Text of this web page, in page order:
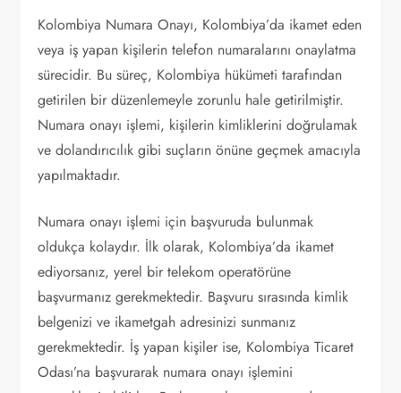
Kolombiya Numara Onayı, Kolombiya’da ikamet eden
veya iş yapan kişilerin telefon numaralarını onaylatma
sürecidir. Bu süreç, Kolombiya hükümeti tarafından
getirilen bir düzenlemeyle zorunlu hale getirilmiştir.
Numara onayı işlemi, kişilerin kimliklerini doğrulamak
ve dolandırıcılık gibi suçların önüne geçmek amacıyla
yapılmaktadır.
Numara onayı işlemi için başvuruda bulunmak
oldukça kolaydır. İlk olarak, Kolombiya’da ikamet
ediyorsanız, yerel bir telekom operatörüne
başvurmanız gerekmektedir. Başvuru sırasında kimlik
belgenizi ve ikametgah adresinizi sunmanız
gerekmektedir. İş yapan kişiler ise, Kolombiya Ticaret
Odası’na başvurarak numara onayı işlemini